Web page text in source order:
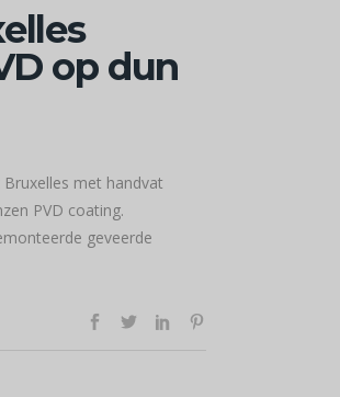
op dun
met handvat
PVD coating.
geveerde